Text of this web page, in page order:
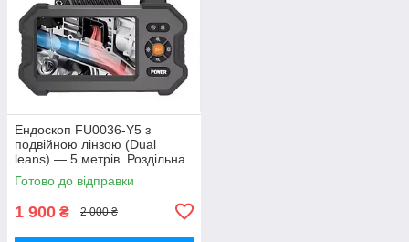
Ендоскоп FU0036-Y5 з
подвійною лінзою (Dual
leans) — 5 метрів. Роздільна
здатність HD1080P. IP67,
2600 мА·год
Готово до відправки
1 900 ₴ 2 000 ₴